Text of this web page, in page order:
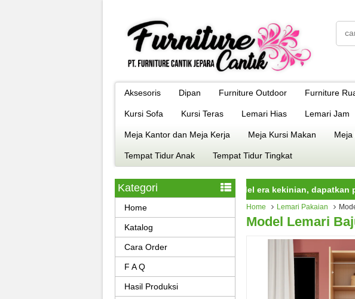
Aksesoris Dipan Furniture Outdoor Furniture
Kursi Sofa Kursi Teras Lemari Hias Lemari Jam
Meja Kantor dan Meja Kerja Meja Kursi Makan Meja
Tempat Tidur Anak Tempat Tidur Tingkat
jepara istimewa dengan kualitas terbaik model era kekinian, dapatkan produk
Home Lemari Pakaian
Model Lemari
Kategori
Home
Katalog
Cara Order
F A Q
Hasil Produksi